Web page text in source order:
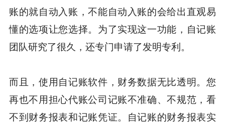
账的就自动入账，不能自动入账的会给出直观易
懂的选项让您选择。为了实现这一功能，自记账
团队研究了很久，还专门申请了发明专利。
而且，使用自记账软件，财务数据无比透明。您
再也不用担心代账公司记账不准确、不规范，看
不到财务报表和记账凭证。自记账的财务报表实